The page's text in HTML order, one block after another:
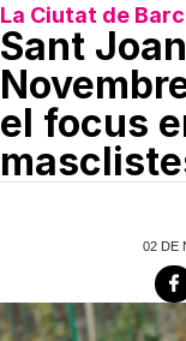
La Ciutat de
Sant
el focus
02 DE